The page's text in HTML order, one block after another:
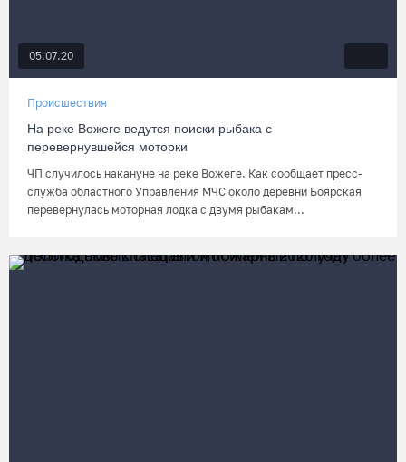
05.07.20
Происшествия
На реке Вожеге ведутся поиски рыбака с
перевернувшейся моторки
ЧП случилось накануне на реке Вожеге. Как сообщает пресс-
служба областного Управления МЧС около деревни Боярская
перевернулась моторная лодка с двумя рыбакам...